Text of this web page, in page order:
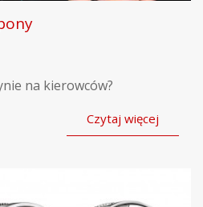
na kierowców?
Czytaj więcej